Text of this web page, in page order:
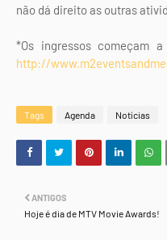
não dá direito as outras
*Os ingressos começam
http://
Tags Agenda Notícias
ANTIGOS
Hoje é dia de MTV Movie Awards!